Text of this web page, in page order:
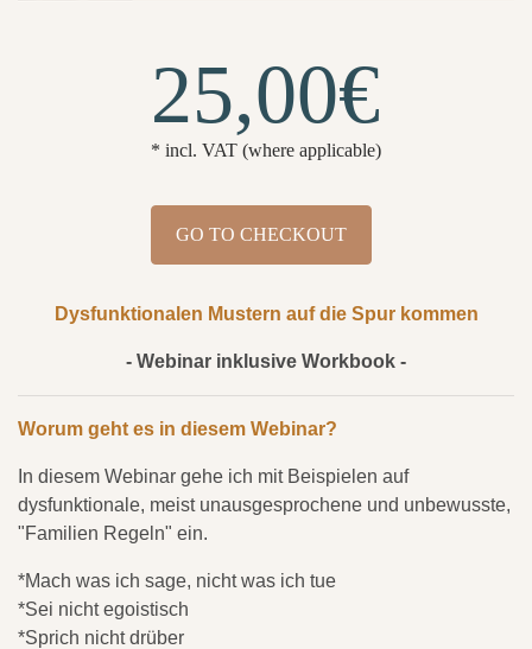
25,00€
* incl. VAT (where applicable)
GO TO CHECKOUT
Dysfunktionalen Mustern auf die Spur kommen
- Webinar inklusive Workbook -
Worum geht es in diesem Webinar?
In diesem Webinar gehe ich mit Beispielen auf
dysfunktionale, meist unausgesprochene und unbewusste,
"Familien Regeln" ein.
*Mach was ich sage, nicht was ich tue
*Sei nicht egoistisch
*Sprich nicht drüber